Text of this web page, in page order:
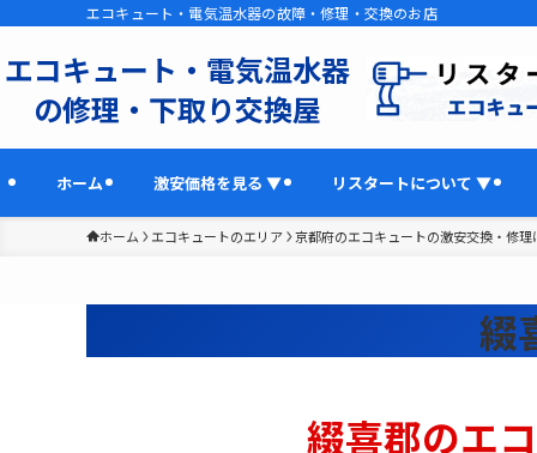
エコキュート・電気温水器の故障・修理・交換のお店
エコキュート・電気温水器
の修理・下取り交換屋
ホーム 激安価格を見る ▼ リスタートについて ▼
ホーム エコキュートのエリア 京都府のエコキュートの激安交換・修
綴
綴喜郡のエ